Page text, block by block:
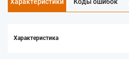
Характеристика